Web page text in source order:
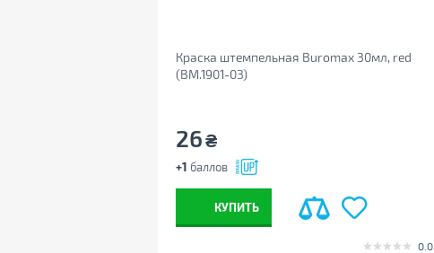
Краска штемпельная Buromax 30мл, red
(BM.1901-03)
26₴
+1 баллов
КУПИТЬ
0.0